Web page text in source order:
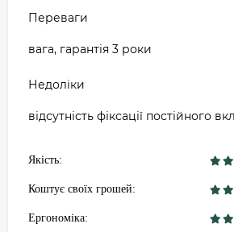
Переваги
вага, гарантія 3 роки
Недоліки
відсутність фіксації постійного
Якість:
Коштує своїх грошей:
Ергономіка: